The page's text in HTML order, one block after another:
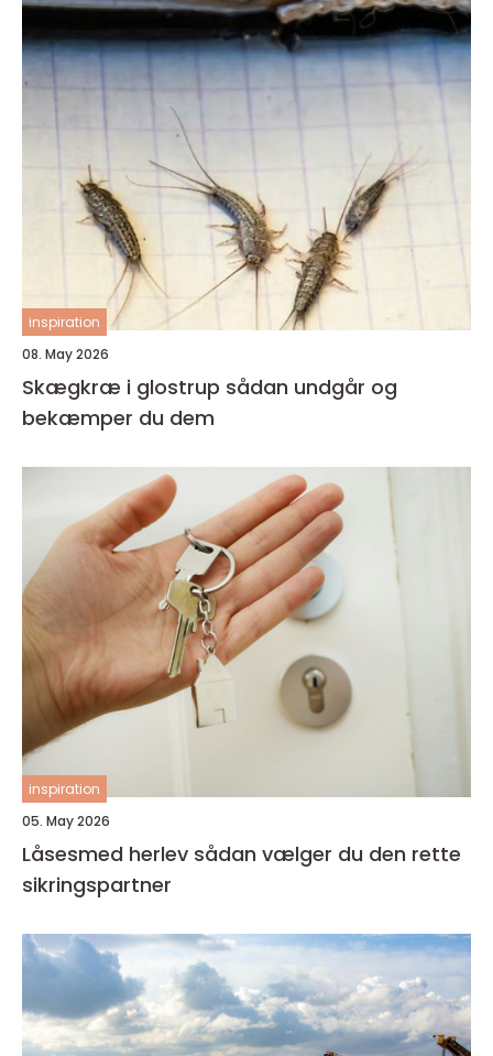
inspiration
08. May 2026
Skægkræ i glostrup sådan undgår og
bekæmper du dem
inspiration
05. May 2026
Låsesmed herlev sådan vælger du den rette
sikringspartner